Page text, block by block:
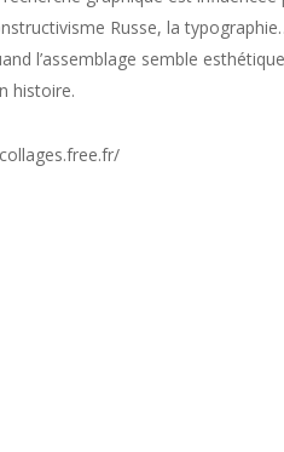
Russe, la
l’assemblage semble
histoire.